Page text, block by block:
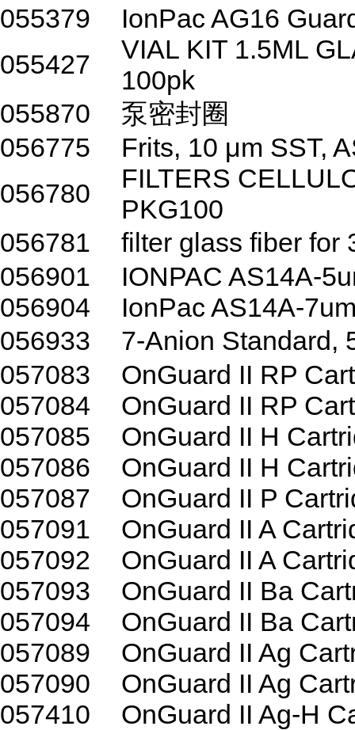
055379
IonPac AG16
055427
VIAL KIT 1.5ML
100pk
055870
泵密封圈
056775
Frits, 10 μm SST,
056780
FILTERS
PKG100
056781
filter glass fiber for
056901
IONPAC AS14A-
056904
IonPac AS14A-
056933
7-Anion Standard,
057083
OnGuard II RP
057084
OnGuard II RP
057085
OnGuard II H
057086
OnGuard II H
057087
OnGuard II P
057091
OnGuard II A
057092
OnGuard II A
057093
OnGuard II Ba
057094
OnGuard II Ba
057089
OnGuard II Ag
057090
OnGuard II Ag
057410
OnGuard II Ag-H